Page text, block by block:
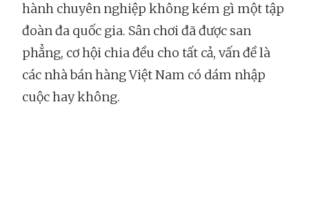
hành chuyên nghiệp không kém gì một tập
đoàn đa quốc gia. Sân chơi đã được san
phẳng, cơ hội chia đều cho tất cả, vấn đề là
các nhà bán hàng Việt Nam có dám nhập
cuộc hay không.